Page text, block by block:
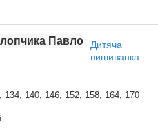
Дитяча
вишиванка
134, 140, 146, 152, 158, 164, 170